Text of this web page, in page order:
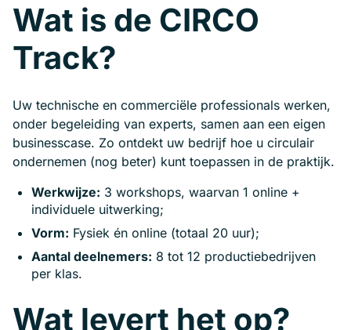
Wat is de CIRCO
Track?
Uw technische en commerciële professionals werken,
onder begeleiding van experts, samen aan een eigen
businesscase. Zo ontdekt uw bedrijf hoe u circulair
ondernemen (nog beter) kunt toepassen in de praktijk.
Werkwijze: 3 workshops, waarvan 1 online +
individuele uitwerking;
Vorm: Fysiek én online (totaal 20 uur);
Aantal deelnemers: 8 tot 12 productiebedrijven
per klas.
Wat levert het op?